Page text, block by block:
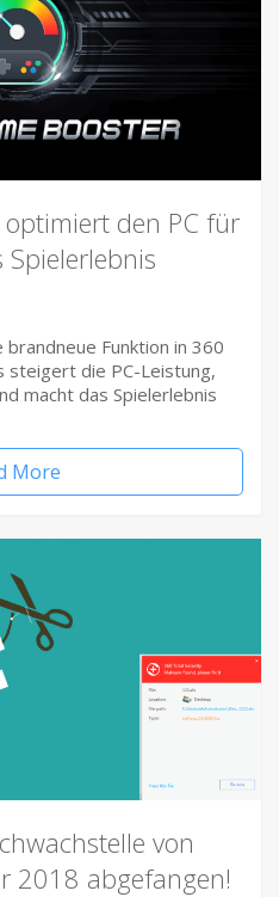
den PC für
Funktion in 360
steigert die PC-Leistung,
macht das Spielerlebnis
More
von
2018 abgefangen!